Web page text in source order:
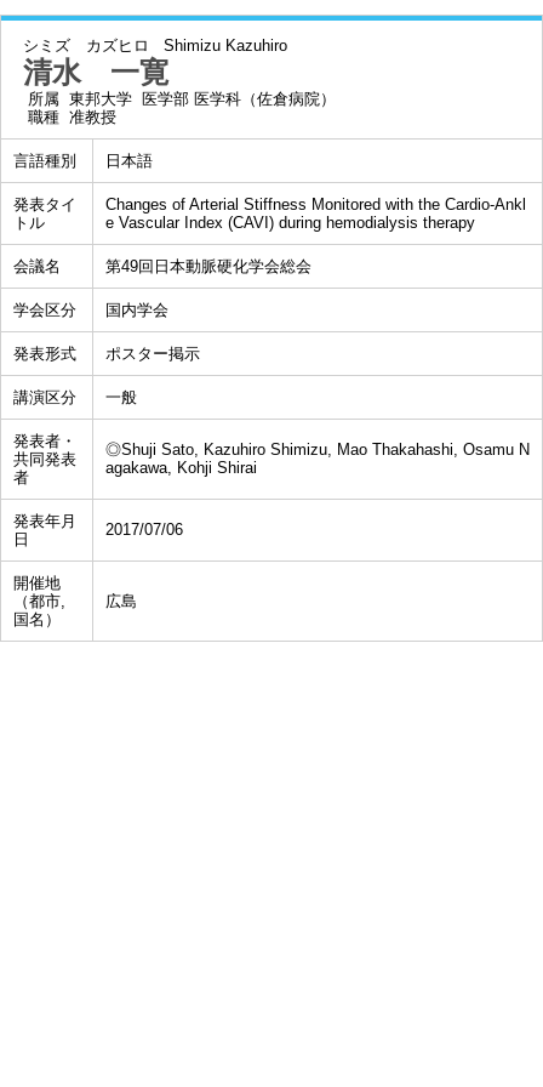
シミズ カズヒロ Shimizu Kazuhiro
清水 一寛
所属 東邦大学 医学部 医学科（佐倉病院）
職種 准教授
言語種別 日本語
発表タイ
トル
Changes of Arterial Stiffness Monitored with the Cardio-Ankl
e Vascular Index (CAVI) during hemodialysis therapy
会議名 第49回日本動脈硬化学会総会
学会区分 国内学会
発表形式 ポスター掲示
講演区分 一般
発表者・
共同発表
者
◎Shuji Sato, Kazuhiro Shimizu, Mao Thakahashi, Osamu N
agakawa, Kohji Shirai
発表年月
日
2017/07/06
開催地
（都市,
国名）
広島